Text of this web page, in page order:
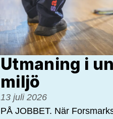
Utmaning i
miljö
13 juli 2026
PÅ JOBBET. När